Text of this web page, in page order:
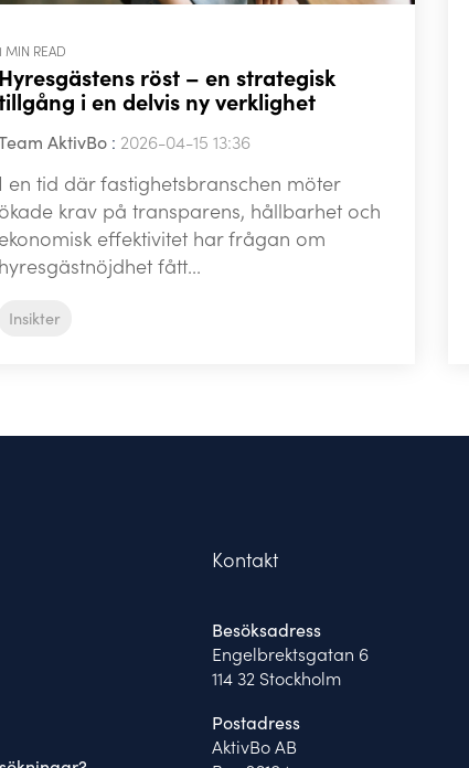
MIN READ
Hyresgästens röst – en strategisk
i en delvis ny verklighet
AktivBo : 2026-04-15 13:36
I en tid där fastighetsbranschen möter
ökade krav på transparens, hållbarhet och
ekonomisk effektivitet har frågan om
hyresgästnöjdhet fått...
Insikter
Kontakt
Besöksadress
Engelbrektsgatan 6
114 32 Stockholm
Postadress
AktivBo AB